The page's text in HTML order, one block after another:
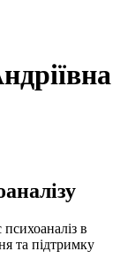
в
та підтримку